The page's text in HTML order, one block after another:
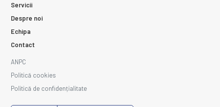
Servicii
Despre noi
Echipa
Contact
ANPC
Politică cookies
Politică de confidențialitate